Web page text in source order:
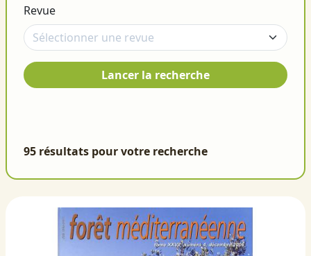
Revue
Lancer la recherche
95 résultats pour votre recherche